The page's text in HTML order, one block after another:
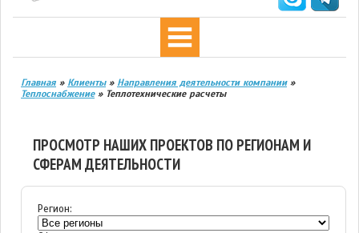
Главная » Клиенты» Направления деятельности компании»
Теплоснабжение» Теплотехнические расчеты
ПРОСМОТР НАШИХ ПРОЕКТОВ ПО РЕГИОНАМ И
СФЕРАМ ДЕЯТЕЛЬНОСТИ
Регион: